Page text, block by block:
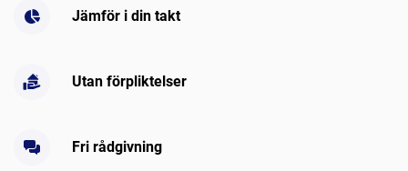
Jämför i din takt
Utan förpliktelser
Fri rådgivning